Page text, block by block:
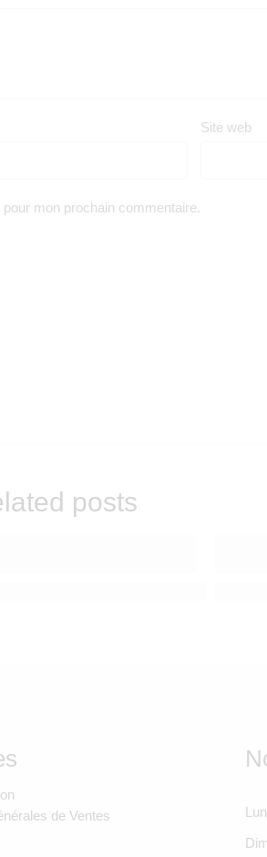
Site web
mon prochain commentaire.
posts
de Ventes